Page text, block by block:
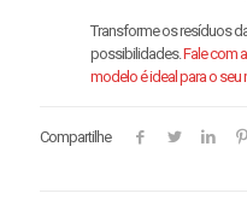
Transforme os resíduos
possibilidades. Fale com
modelo é ideal para o seu
Compartilhe